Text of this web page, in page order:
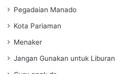
Pegadaian Manado
Kota Pariaman
Menaker
Jangan Gunakan untuk Liburan